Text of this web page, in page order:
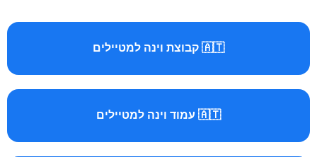
🇦🇹 קבוצת וינה למטיילים
🇦🇹 עמוד וינה למטיילים